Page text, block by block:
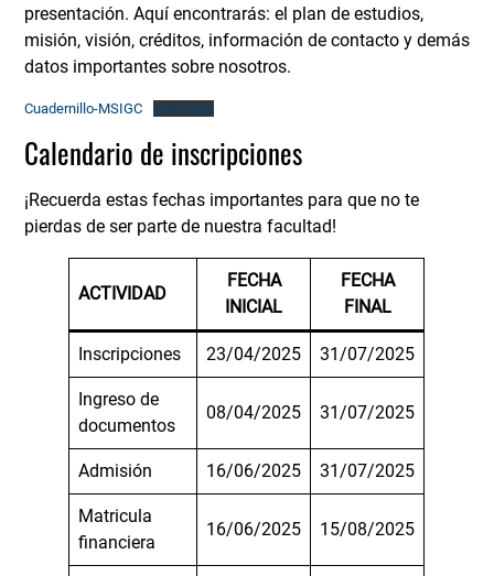
presentación. Aquí encontrarás: el plan de estudios,
misión, visión, créditos, información de contacto y demás
datos importantes sobre nosotros.
Cuadernillo-MSIGC Descarga
Calendario de inscripciones
¡Recuerda estas fechas importantes para que no te
pierdas de ser parte de nuestra facultad!
ACTIVIDAD
FECHA
INICIAL
FECHA
FINAL
Inscripciones 23/04/2025 31/07/2025
Ingreso de
documentos
08/04/2025 31/07/2025
Admisión 16/06/2025 31/07/2025
Matricula
financiera
16/06/2025 15/08/2025